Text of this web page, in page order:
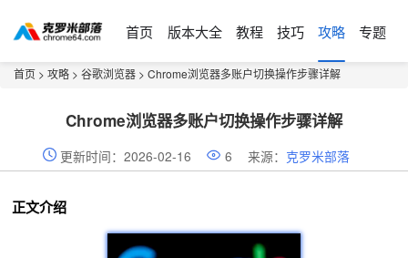
首页 版本大全 教程 技巧 攻略 专题
首页 > 攻略 > 谷歌浏览器 > Chrome浏览器多账户切换操作步骤详解
Chrome浏览器多账户切换操作步骤详解
更新时间：2026-02-16 6 来源： 克罗米部落
正文介绍